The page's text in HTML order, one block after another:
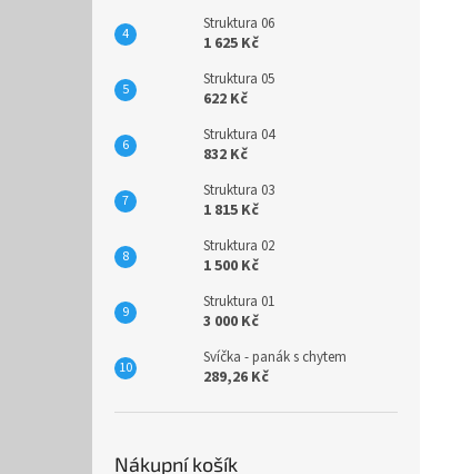
Struktura 06
1 625 Kč
Struktura 05
622 Kč
Struktura 04
832 Kč
Struktura 03
1 815 Kč
Struktura 02
1 500 Kč
Struktura 01
3 000 Kč
Svíčka - panák s chytem
289,26 Kč
Nákupní košík